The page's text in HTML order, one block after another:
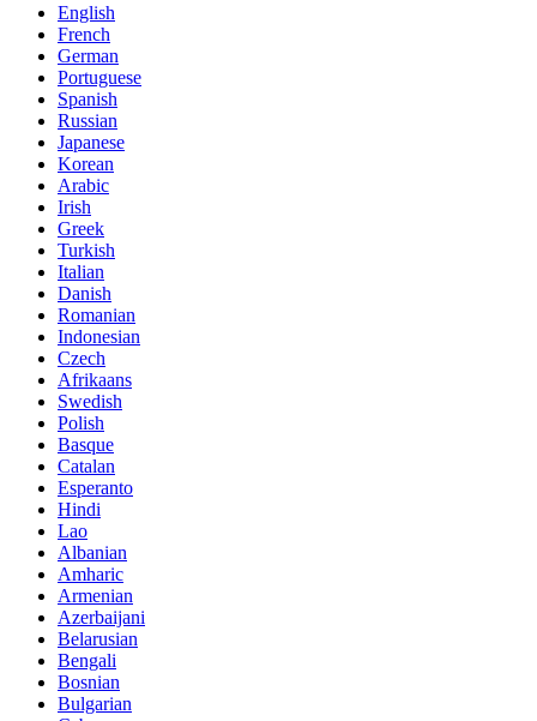
English
French
German
Portuguese
Spanish
Russian
Japanese
Korean
Arabic
Irish
Greek
Turkish
Italian
Danish
Romanian
Indonesian
Czech
Afrikaans
Swedish
Polish
Basque
Catalan
Esperanto
Hindi
Lao
Albanian
Amharic
Armenian
Azerbaijani
Belarusian
Bengali
Bosnian
Bulgarian